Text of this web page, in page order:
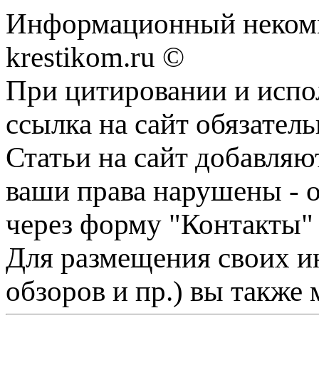
Информационный
krestikom.ru ©
При цитировании и
ссылка на сайт
Статьи на сайт
ваши права нарушены -
через форму "Контакты"
Для размещения своих
обзоров и пр.) вы также